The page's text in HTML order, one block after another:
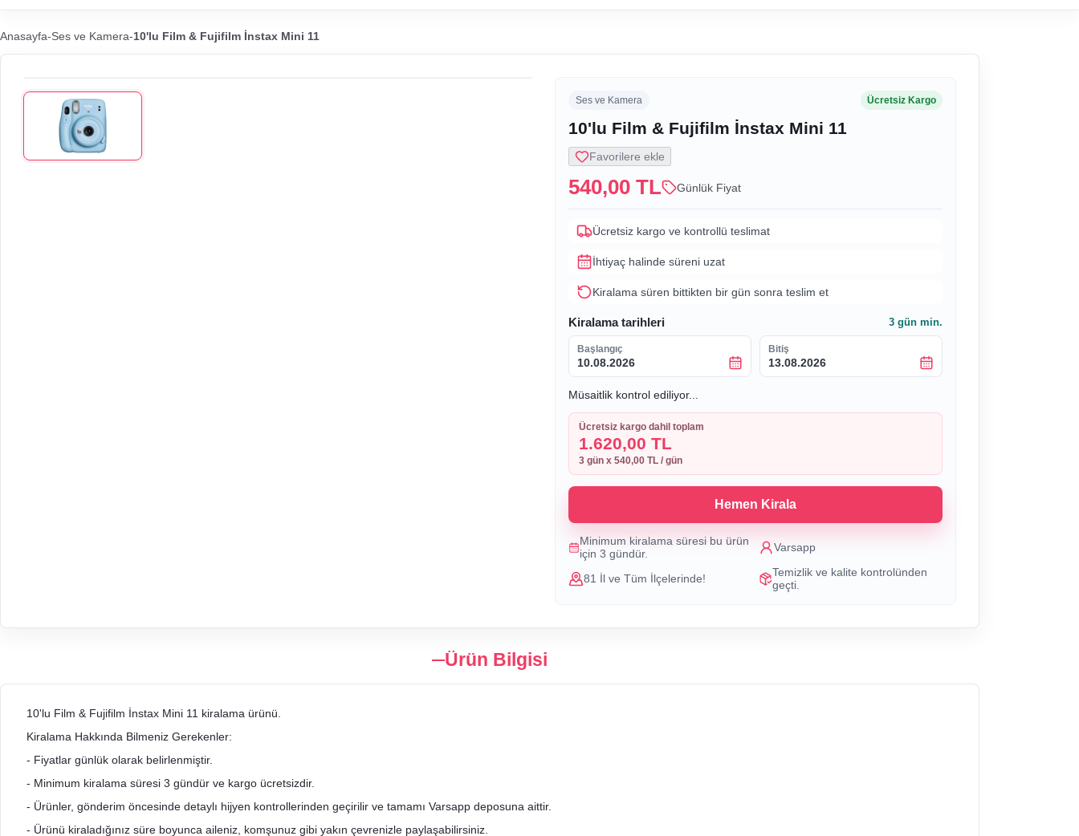
Anasayfa-Ses ve Kamera-10'lu Film & Fujifilm İnstax Mini 11
Ses ve Kamera Ücretsiz Kargo
10'lu Film & Fujifilm İnstax Mini 11
Favorilere ekle
540,00 TL Günlük Fiyat
Ücretsiz kargo ve kontrollü teslimat
İhtiyaç halinde süreni uzat
Kiralama süren bittikten bir gün sonra teslim et
Kiralama tarihleri 3 gün min.
Başlangıç
10.08.2026
Bitiş
13.08.2026
Müsaitlik kontrol ediliyor...
Ücretsiz kargo dahil toplam
1.620,00 TL
3 gün x 540,00 TL / gün
Hemen Kirala
Minimum kiralama süresi bu ürün
için 3 gündür. Varsapp
81 İl ve Tüm İlçelerinde!
Temizlik ve kalite kontrolünden
geçti.
Ürün Bilgisi
10'lu Film & Fujifilm İnstax Mini 11 kiralama ürünü.
Kiralama Hakkında Bilmeniz Gerekenler:
- Fiyatlar günlük olarak belirlenmiştir.
- Minimum kiralama süresi 3 gündür ve kargo ücretsizdir.
- Ürünler, gönderim öncesinde detaylı hijyen kontrollerinden geçirilir ve tamamı Varsapp deposuna aittir.
- Ürünü kiraladığınız süre boyunca aileniz, komşunuz gibi yakın çevrenizle paylaşabilirsiniz.